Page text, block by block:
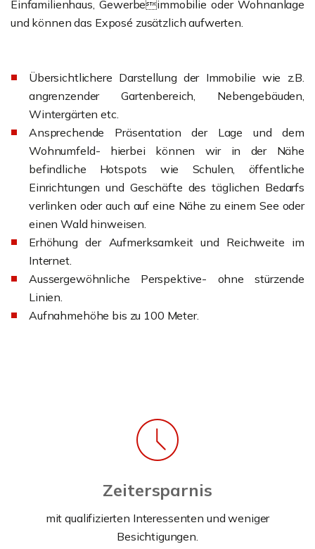
Einfamilienhaus, Gewerbeimmobilie oder Wohnanlage
und können das Exposé zusätzlich aufwerten.
Übersichtlichere Darstellung der Immobilie wie z.B.
angrenzender Gartenbereich, Nebengebäuden,
Wintergärten etc.
Ansprechende Präsentation der Lage und dem
Wohnumfeld- hierbei können wir in der Nähe
befindliche Hotspots wie Schulen, öffentliche
Einrichtungen und Geschäfte des täglichen Bedarfs
verlinken oder auch auf eine Nähe zu einem See oder
einen Wald hinweisen.
Erhöhung der Aufmerksamkeit und Reichweite im
Internet.
Aussergewöhnliche Perspektive- ohne stürzende
Linien.
Aufnahmehöhe bis zu 100 Meter.
Zeitersparnis
mit qualifizierten Interessenten und weniger
Besichtigungen.